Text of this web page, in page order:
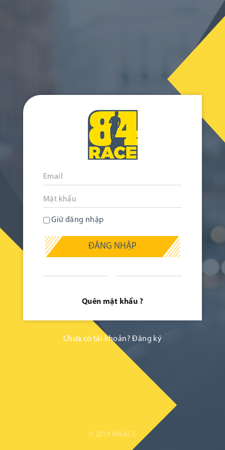
Giữ đăng nhập
ĐĂNG NHẬP
Quên mật khẩu ?
Chưa có tài khoản?Đăng ký
© 2019 84RACE